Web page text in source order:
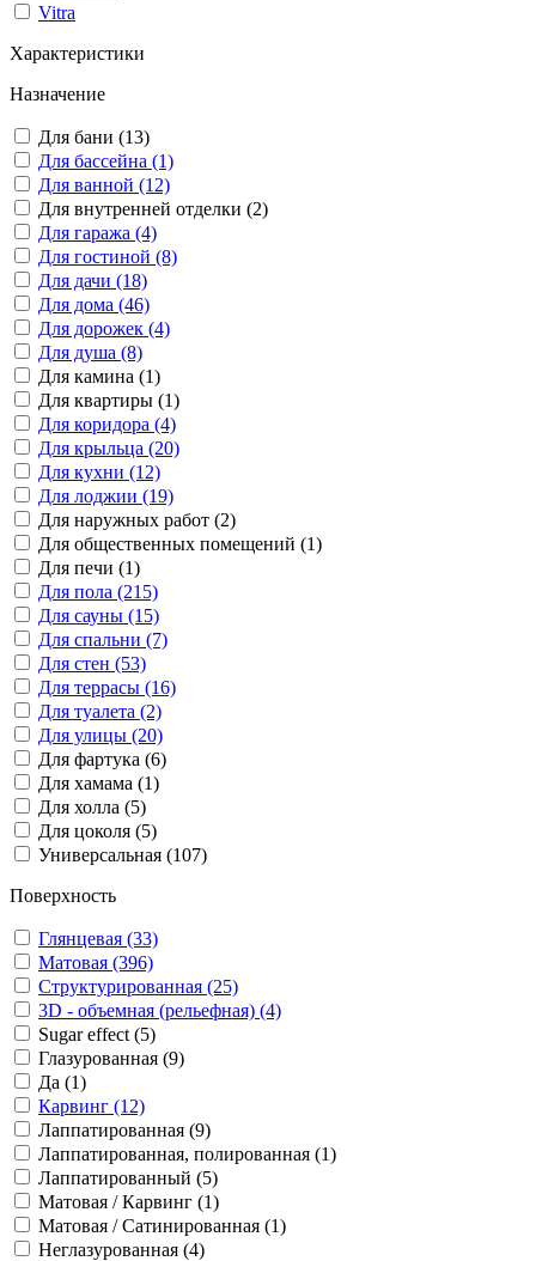
Vitra
Характеристики
Назначение
Для бани (13)
Для бассейна (1)
Для ванной (12)
Для внутренней отделки (2)
Для гаража (4)
Для гостиной (8)
Для дачи (18)
Для дома (46)
Для дорожек (4)
Для душа (8)
Для камина (1)
Для квартиры (1)
Для коридора (4)
Для крыльца (20)
Для кухни (12)
Для лоджии (19)
Для наружных работ (2)
Для общественных помещений (1)
Для печи (1)
Для пола (215)
Для сауны (15)
Для спальни (7)
Для стен (53)
Для террасы (16)
Для туалета (2)
Для улицы (20)
Для фартука (6)
Для хамама (1)
Для холла (5)
Для цоколя (5)
Универсальная (107)
Поверхность
Глянцевая (33)
Матовая (396)
Структурированная (25)
3D - объемная (рельефная) (4)
Sugar effect (5)
Глазурованная (9)
Да (1)
Карвинг (12)
Лаппатированная (9)
Лаппатированная, полированная (1)
Лаппатированный (5)
Матовая / Карвинг (1)
Матовая / Сатинированная (1)
Неглазурованная (4)